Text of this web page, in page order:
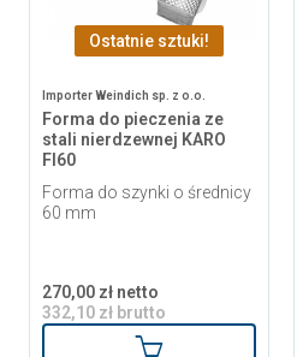
Ostatnie sztuki!
Importer Weindich sp. z o.o.
Forma do pieczenia ze
stali nierdzewnej KARO
FI60
Forma do szynki o średnicy
60 mm
270,00 zł netto
332,10 zł brutto
Dodaj do koszyka